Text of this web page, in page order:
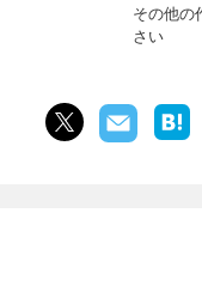
その他の
さい